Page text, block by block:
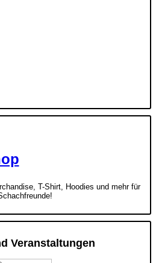
T-Shirt, Hoodies und mehr für
Veranstaltungen